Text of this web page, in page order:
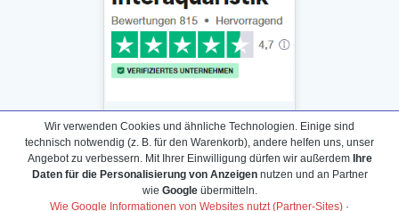
Daten­schutz­erklärung
Widerrufs­recht /Widerrufs­formular
Wir verwenden Cookies und ähnliche Technologien. Einige sind
technisch notwendig (z. B. für den Warenkorb), andere helfen uns, unser
Angebot zu verbessern. Mit Ihrer Einwilligung dürfen wir außerdem Ihre
Daten für die Personalisierung von Anzeigennutzen und an Partner
wie Googleübermitteln.
Wie Google Informationen von Websites nutzt (Partner-Sites) ·